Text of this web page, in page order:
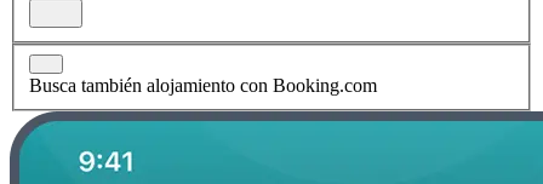
Busca también alojamiento con Booking.com